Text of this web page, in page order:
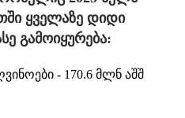
ყველაზე დიდი
გამოიყურება:
- 170.6 მლნ აშშ